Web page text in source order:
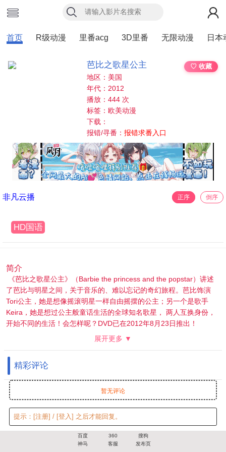
首页 R级动漫 里番acg 3D里番 无限动漫 日本
芭比之歌星公主
♡ 收藏
地区：美国
年代：2012
播放：444 次
标签：欧美动漫
下载：
报错/寻番：报错求番入口
非凡云播 正序 倒序
HD国语
简介
《芭比之歌星公主》（Barbie the princess and the popstar）讲述
了芭比与明星之间，关于音乐的、难以忘记的奇幻旅程。芭比饰演
Tori公主，她是想像摇滚明星一样自由摇摆的公主；另一个是歌手
Keira，她是想过公主般童话生活的全球知名歌星， 两人互换身份，
开始不同的生活！会怎样呢？DVD已在2012年8月23日推出！
展开更多 ▼
精彩评论
暂无评论
提示： [注册] / [登入] 之后才能回复。
百度 360
搜狗
神马
客服 发布页